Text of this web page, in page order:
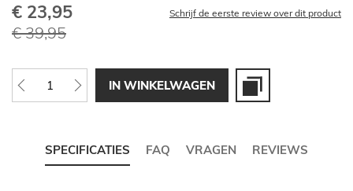
Speciale
prijs
€ 23,95
€ 39,95
Schrijf de eerste review over dit product
IN WINKELWAGEN
SPECIFICATIES FAQ VRAGEN REVIEWS